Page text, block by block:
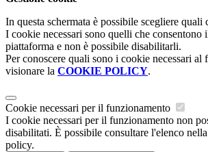
In questa schermata è possibile scegliere quali
I cookie necessari sono quelli che consentono
piattaforma e non è possibile disabilitarli.
Per conoscere quali sono i cookie necessari al
visionare la COOKIE POLICY.
Cookie necessari per il funzionamento
I cookie necessari per il funzionamento non
disabilitati. È possibile consultare l'elenco
policy.